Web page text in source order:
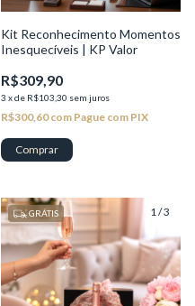
Kit Reconhecimento Momentos
Inesquecíveis | KP Valor
R$309,90
3 xde R$103,30 sem juros
R$300,60com Pague com PIX
1/3
GRÁTIS